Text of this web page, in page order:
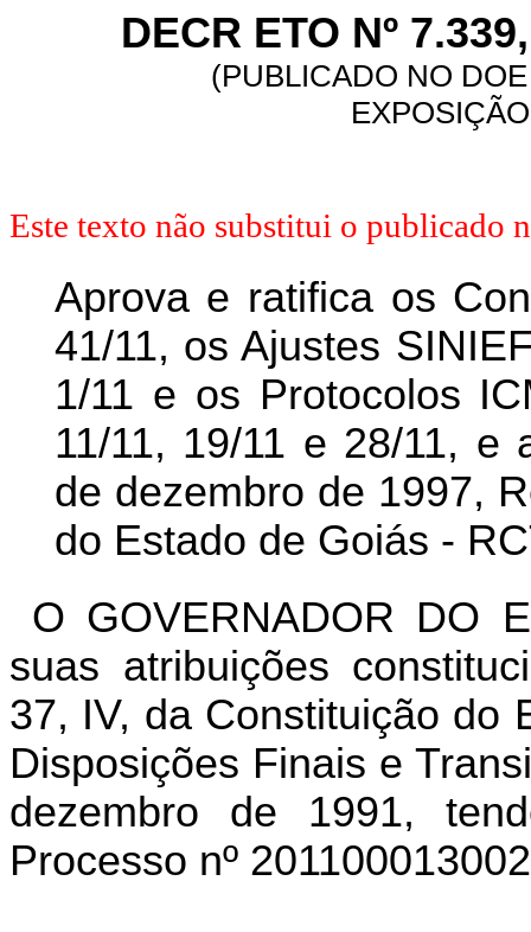
DECR ETO Nº
(PUBLICADO NO
Este texto não substitui o publicado
Aprova e ratifica os
41/11, os Ajustes
1/11 e os Protocolos
11/11, 19/11 e 28/11, e
de dezembro de 1997,
do Estado de Goiás -
O GOVERNADOR DO
suas atribuições
37, IV, da Constituição do
Disposições Finais e
dezembro de 1991,
Processo nº